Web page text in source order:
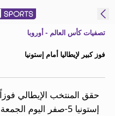
النسخة
MENA
تصفيات كأس العالم - أوروبا
فوز كبير لإيطاليا أمام إستونيا
حقق المنتخب الإيطالي
إستونيا 5-صفر